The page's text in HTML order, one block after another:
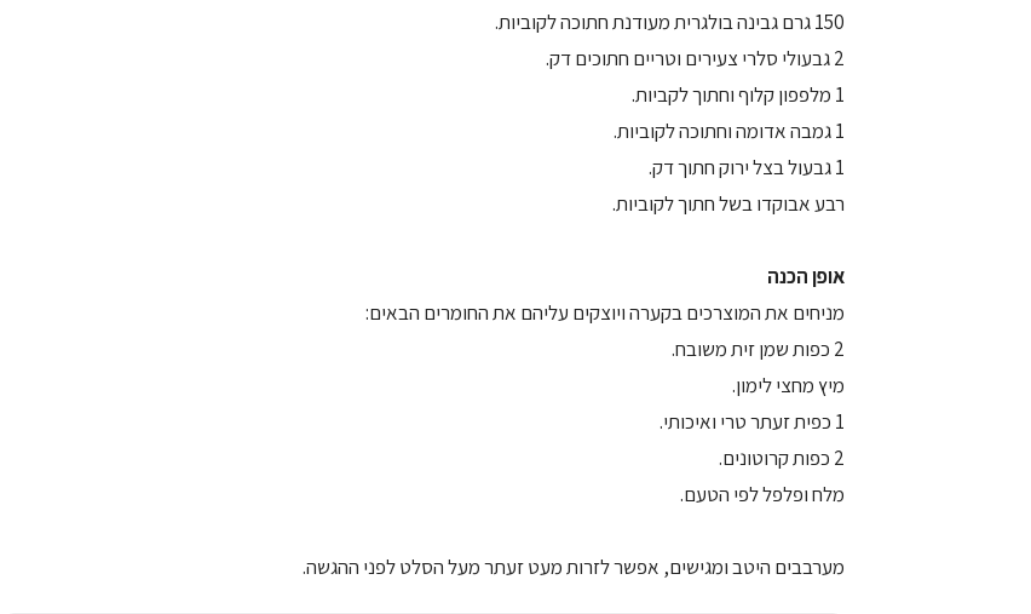
150 גרם גבינה בולגרית מעודנת חתוכה לקוביות.
2 גבעולי סלרי צעירים וטריים חתוכים דק.
1 מלפפון קלוף וחתוך לקביות.
1 גמבה אדומה וחתוכה לקוביות.
1 גבעול בצל ירוק חתוך דק.
רבע אבוקדו בשל חתוך לקוביות.
אופן הכנה
מניחים את המוצרכים בקערה ויוצקים עליהם את החומרים הבאים:
2 כפות שמן זית משובח.
מיץ מחצי לימון.
1 כפית זעתר טרי ואיכותי.
2 כפות קרוטונים.
מלח ופלפל לפי הטעם.
מערבבים היטב ומגישים, אפשר לזרות מעט זעתר מעל הסלט לפני ההגשה.